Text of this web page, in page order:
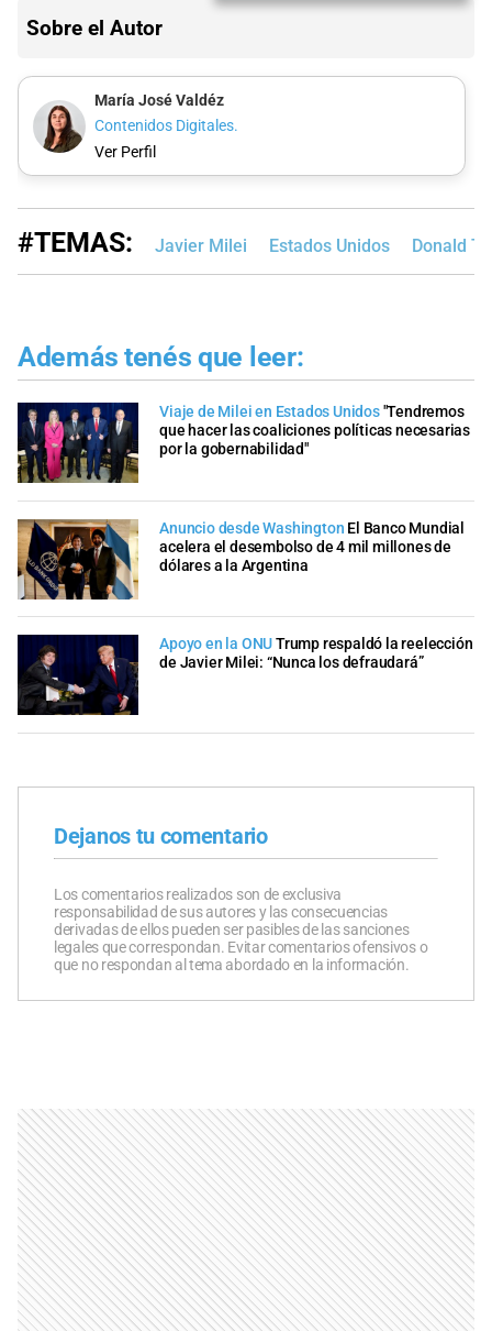
Sobre el Autor
María José Valdéz
Contenidos Digitales.
Ver Perfil
#TEMAS: Javier Milei Estados Unidos Donald
Además tenés que leer:
Viaje de Milei en Estados Unidos"Tendremos
que hacer las coaliciones políticas necesarias
por la gobernabilidad"
Anuncio desde Washington El Banco Mundial
acelera el desembolso de 4 mil millones de
dólares a la Argentina
Apoyo en la ONUTrump respaldó la reelección
de Javier Milei: “Nunca los defraudará”
Dejanos tu comentario
Los comentarios realizados son de exclusiva
responsabilidad de sus autores y las consecuencias
derivadas de ellos pueden ser pasibles de las sanciones
legales que correspondan. Evitar comentarios ofensivos o
que no respondan al tema abordado en la información.